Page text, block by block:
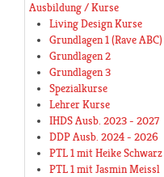
Ausbildung / Kurse
Living Design Kurse
Grundlagen 1 (Rave ABC)
Grundlagen 2
Grundlagen 3
Spezialkurse
Lehrer Kurse
IHDS Ausb. 2023 - 2027
DDP Ausb. 2024 - 2026
PTL 1 mit Heike Schwarz
PTL 1 mit Jasmin Meissl